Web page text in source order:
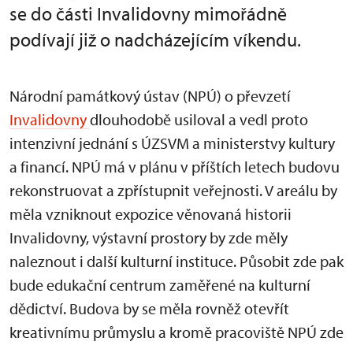
se do části Invalidovny mimořádně
podívají již o nadcházejícím víkendu.
Národní památkový ústav (NPÚ) o převzetí
Invalidovnydlouhodobě usiloval a vedl proto
intenzivní jednání s ÚZSVM a ministerstvy kultury
a financí. NPÚ má v plánu v příštích letech budovu
rekonstruovat a zpřístupnit veřejnosti. V areálu by
měla vzniknout expozice věnovaná historii
Invalidovny, výstavní prostory by zde měly
naleznout i další kulturní instituce. Působit zde pak
bude edukační centrum zaměřené na kulturní
dědictví. Budova by se měla rovněž otevřít
kreativnímu průmyslu a kromě pracoviště NPÚ zde